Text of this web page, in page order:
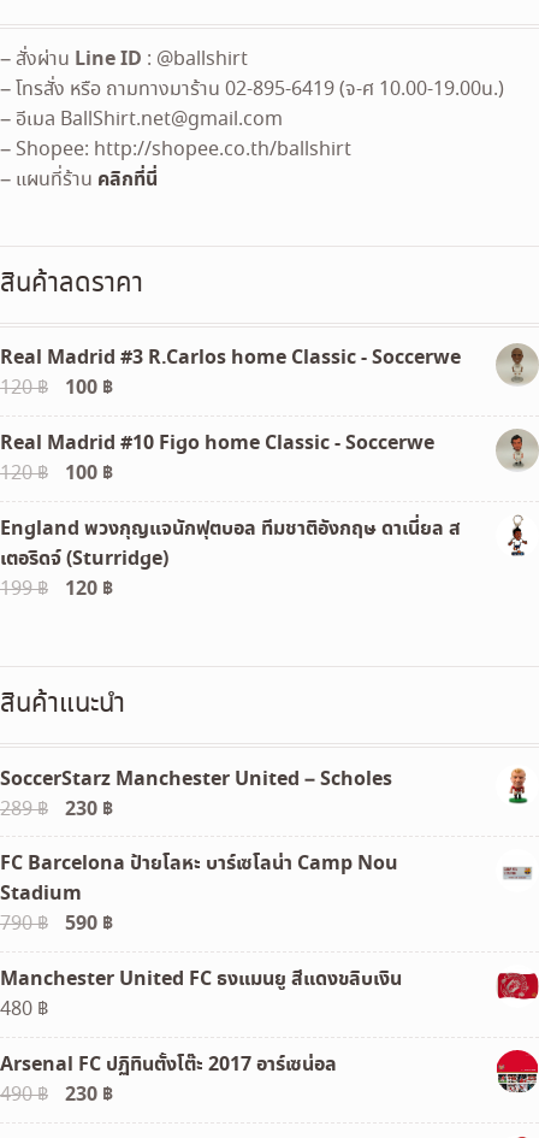
– สั่งผ่าน Line ID : @ballshirt
– โทรสั่ง หรือ ถามทางมาร้าน 02-895-6419 (จ-ศ 10.00-19.00น.)
– อีเมล BallShirt.net@gmail.com
– Shopee: http://shopee.co.th/ballshirt
– แผนที่ร้าน คลิกที่นี่
สินค้าลดราคา
Real Madrid #3 R.Carlos home Classic - Soccerwe
120฿
Original
price
was:
120 ฿.
100 ฿Current
price
is:
100 ฿.
Real Madrid #10 Figo home Classic - Soccerwe
120฿
Original
price
was:
120 ฿.
100 ฿Current
price
is:
100 ฿.
England พวงกุญแจนักฟุตบอล ทีมชาติอังกฤษ ดาเนี่ยล ส
เตอริดจ์ (Sturridge)
199฿
Original
120 ฿Current
สินค้าแนะนำ
SoccerStarz Manchester United – Scholes
289฿
Original
price
was:
289 ฿.
230 ฿Current
price
is:
FC Barcelona ป้ายโลหะ บาร์เซโลน่า Camp Nou
Stadium
790฿
Original
price
was:
590 ฿Current
price
is:
Manchester United FC ธงแมนยู สีแดงขลิบเงิน
480 ฿
Arsenal FC ปฏิทินตั้งโต๊ะ 2017 อาร์เซน่อล
490฿
Original
price
230 ฿Current
price